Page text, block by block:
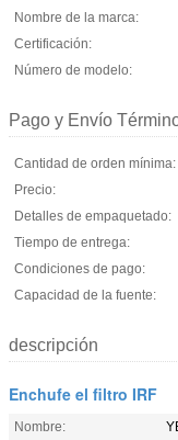
Nombre de la marca:
Certificación:
Número de modelo:
Pago y Envío
Cantidad de orden mínima:
Precio:
Detalles de empaquetado:
Tiempo de entrega:
Condiciones de pago:
Capacidad de la fuente:
descripción
Enchufe el filtro IRF
Nombre: